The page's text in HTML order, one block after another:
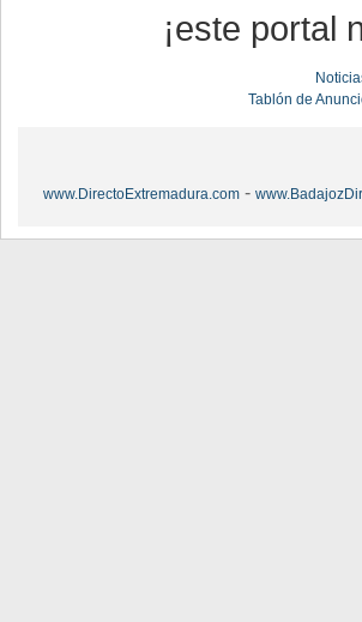
¡este portal
Tablón de
www.DirectoExtremadura.com -